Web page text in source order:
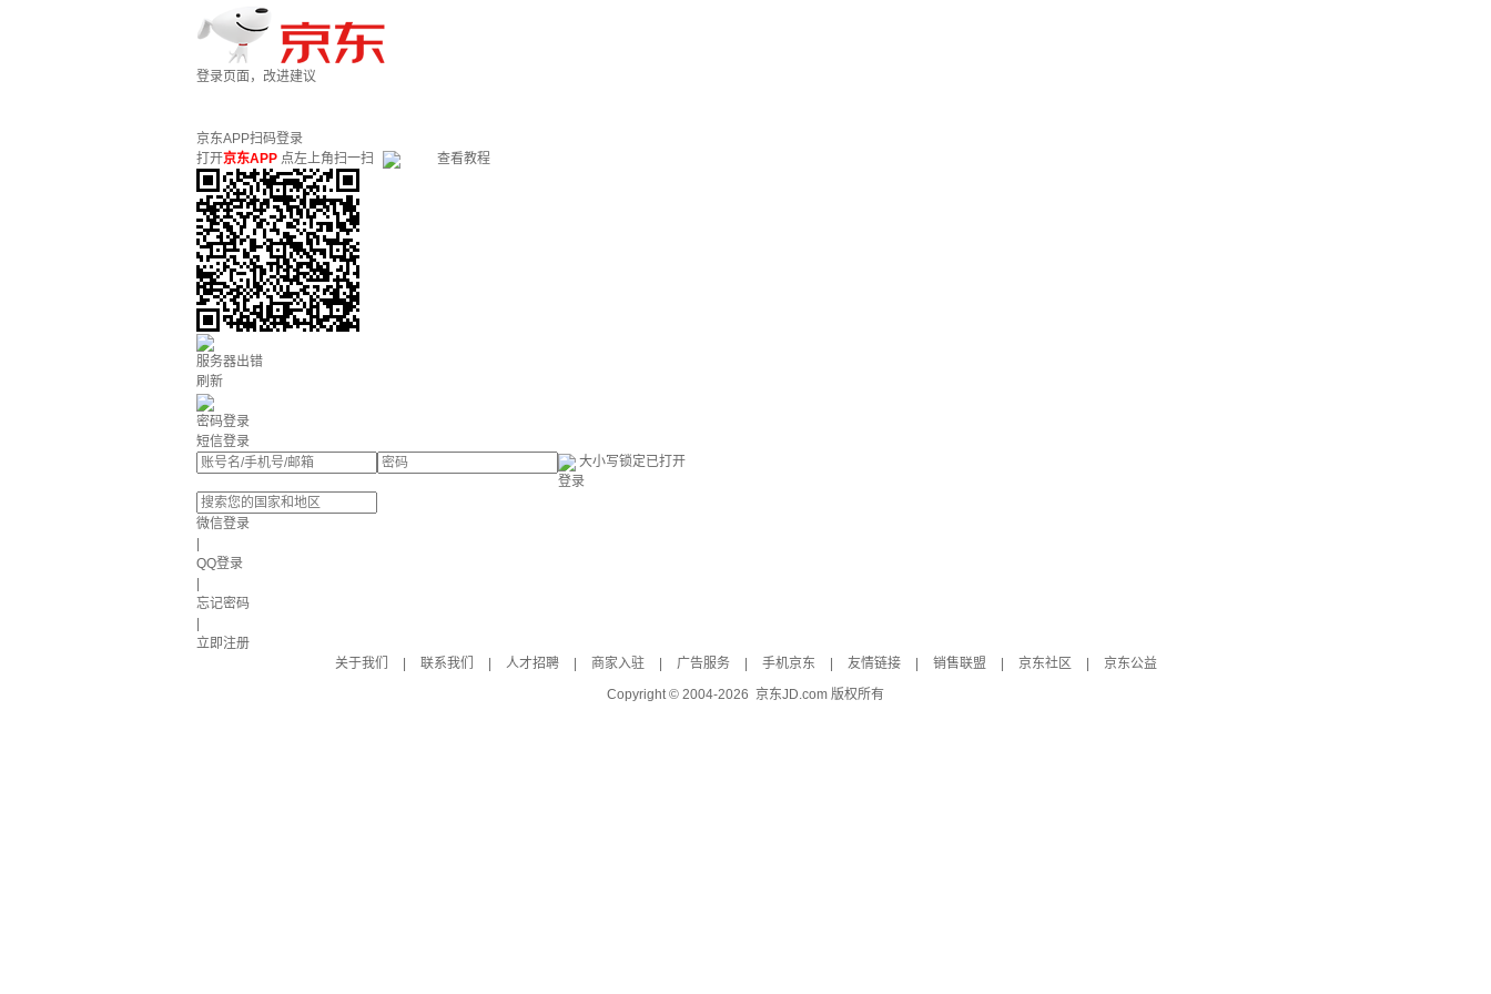
登录页面，改进建议
京东APP扫码登录
打开京东APP 点左上角扫一扫 查看教程
服务器出错
刷新
密码登录
短信登录
大小写锁定已打开
登录
微信登录
QQ登录
忘记密码
立即注册
关于我们
联系我们 人才招聘 商家入驻 广告服务 手机京东 友情链接 销售联盟 京东社区
京东公益
Copyright © 2004-2026 京东JD.com 版权所有